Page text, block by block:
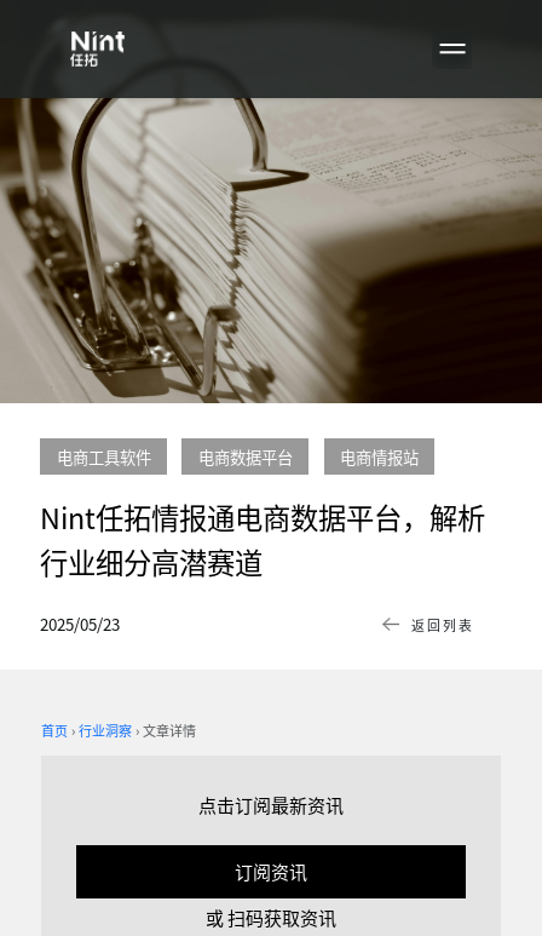
返回列表
2025/05/23
Nint任拓情报通电商数据平台，解析
行业细分高潜赛道
电商工具软件 电商数据平台 电商情报站
首页 行业洞察 文章详情
点击订阅最新资讯
订阅资讯
或 扫码获取资讯